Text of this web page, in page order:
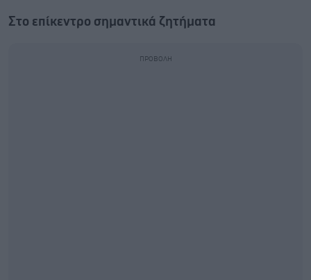
Στο επίκεντρο σημαντικά ζητήματα